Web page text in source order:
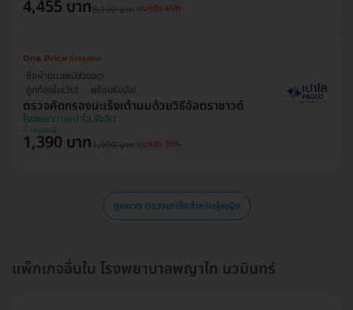
4,455 บาท8,130 บาท ประหยัด 45%
ซื้อผ่านเเอพมีส่วนลด
ถูกที่สุดในเว็บ!
พร้อมรับมือ!
ตรวจคัดกรองมะเร็งเต้านมด้วยวิธีอัลตราซาวด์
โรงพยาบาลเปาโล รังสิต
ปทุมธานี
1,390 บาท1,990 บาท ประหยัด 30%
ดูหมวด ตรวจมะเร็งสำหรับผู้หญิง
แพ็กเกจอื่นใน โรงพยาบาลพญาไท นวมินทร์